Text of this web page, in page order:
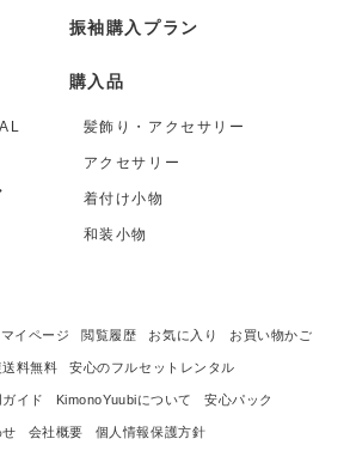
振袖購入プラン
購入品
髪飾り・アクセサリー
アクセサリー
着付け小物
和装小物
マイページ 閲覧履歴 お気に入り お買い物かご
料無料 安心のフルセットレンタル
イド KimonoYuubiについて 安心パック
会社概要 個人情報保護方針